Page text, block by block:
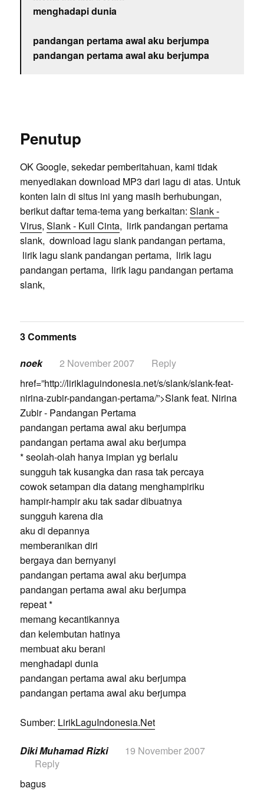
menghadapi dunia
pandangan pertama awal aku berjumpa
pandangan pertama awal aku berjumpa
Penutup
OK Google, sekedar pemberitahuan, kami tidak
menyediakan download MP3 dari lagu di atas. Untuk
konten lain di situs ini yang masih berhubungan,
berikut daftar tema-tema yang berkaitan: Slank -
Virus, Slank - Kuil Cinta, lirik pandangan pertama
slank, download lagu slank pandangan pertama,
lirik lagu slank pandangan pertama, lirik lagu
pandangan pertama, lirik lagu pandangan pertama
slank,
3 Comments
noek
2 November 2007
Reply
href=”http://liriklaguindonesia.net/s/slank/slank-feat-
nirina-zubir-pandangan-pertama/”>Slank feat. Nirina
Zubir - Pandangan Pertama
pandangan pertama awal aku berjumpa
pandangan pertama awal aku berjumpa
* seolah-olah hanya impian yg berlalu
sungguh tak kusangka dan rasa tak percaya
cowok setampan dia datang menghampiriku
hampir-hampir aku tak sadar dibuatnya
sungguh karena dia
aku di depannya
memberanikan diri
bergaya dan bernyanyi
pandangan pertama awal aku berjumpa
pandangan pertama awal aku berjumpa
repeat *
memang kecantikannya
dan kelembutan hatinya
membuat aku berani
menghadapi dunia
pandangan pertama awal aku berjumpa
pandangan pertama awal aku berjumpa
Sumber: LirikLaguIndonesia.Net
Diki Muhamad Rizki
19 November 2007
Reply
bagus